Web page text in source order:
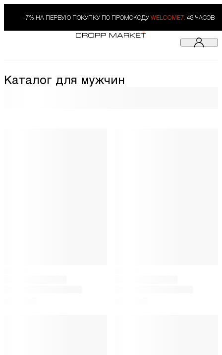
-7% НА ПЕРВУЮ ПОКУПКУ ПО ПРОМОКОДУ WELCOME7. 48 ЧАСОВ
Каталог для мужчин